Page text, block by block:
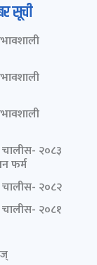
सूची
२०८३
फर्म
२०८२
२०८१